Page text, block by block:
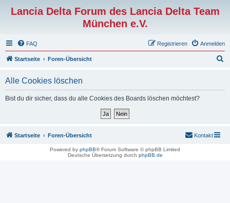
Lancia Delta Forum des Lancia Delta Team
München e.V.
FAQ Anmelden
Registrieren
Startseite Foren-Übersicht
Alle Cookies löschen
Bist du dir sicher, dass du alle Cookies des Boards löschen möchtest?
Startseite Foren-Übersicht Kontakt
Powered by phpBB® Forum Software © phpBB Limited
Deutsche Übersetzung durch phpBB.de